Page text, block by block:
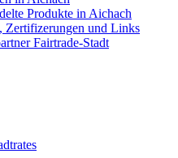
Produkte in Aichach
Zertifizerungen und Links
Fairtrade-Stadt